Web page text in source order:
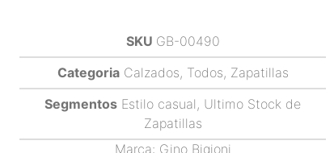
SKU GB-00490
Categoria Calzados, Todos, Zapatillas
Segmentos Estilo casual , Ultimo Stock de
Zapatillas
Marca: Gino Bigioni